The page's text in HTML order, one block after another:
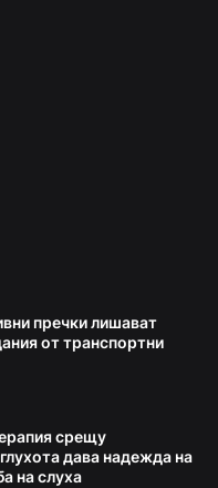
пречки лишават
от транспортни
срещу
дава надежда на
на слуха